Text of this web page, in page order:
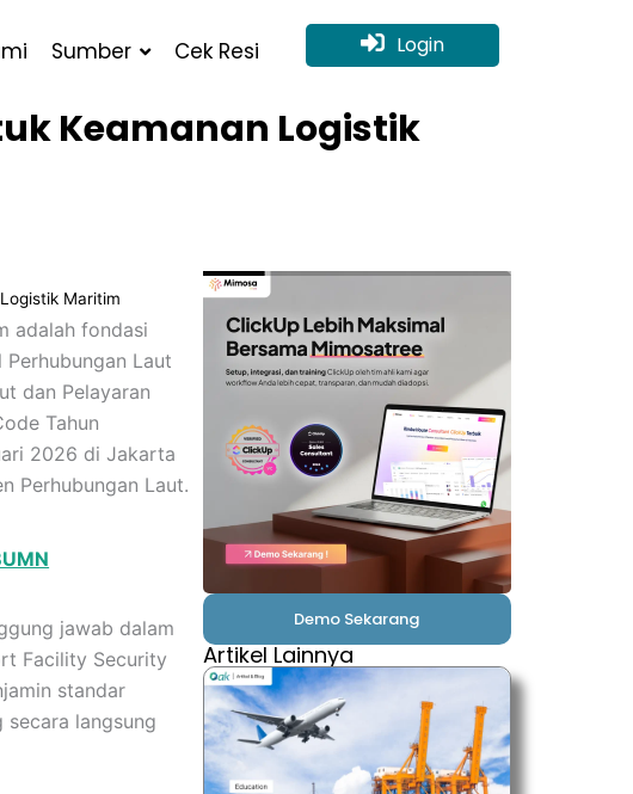
Sumber Cek Resi Login
Keamanan Logistik
Maritim
adalah fondasi
Laut
dan Pelayaran
Tahun
2026 di Jakarta
Perhubungan Laut.
jawab dalam
Facility Security
standar
langsung
Demo Sekarang
Artikel Lainnya